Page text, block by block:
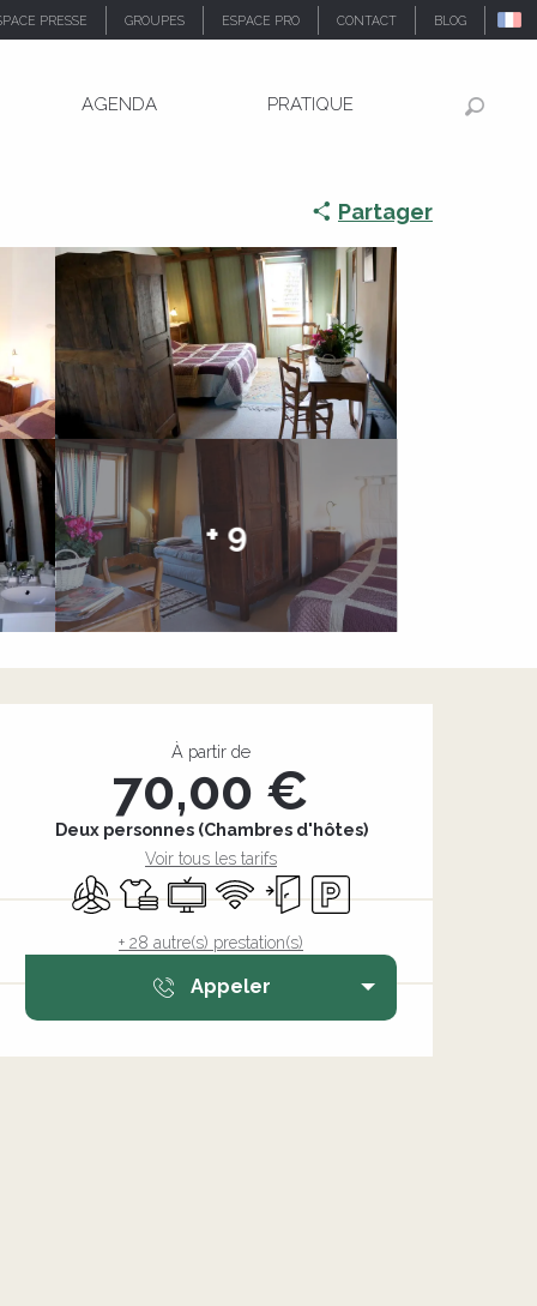
PRESSE GROUPES ESPACE PRO CONTACT BLOG
AGENDA PRATIQUE
Partager
+ 9
À partir de
70,00 €
Deux personnes (Chambres d'hôtes)
Voir tous les tarifs
Air conditionné
Draps et linge
Télévision
WiFi Entrée indépendante
Parking
+ 28 autre(s) prestation(s)
Appeler